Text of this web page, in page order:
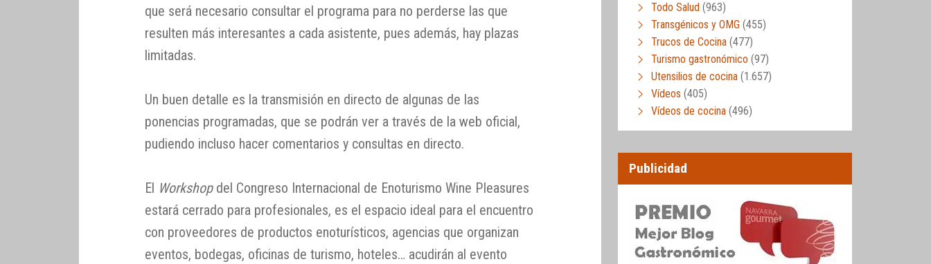
que será necesario consultar el programa para no perderse las que
resulten más interesantes a cada asistente, pues además, hay plazas
limitadas.
Un buen detalle es la transmisión en directo de algunas de las
ponencias programadas, que se podrán ver a través de la web oficial,
pudiendo incluso hacer comentarios y consultas en directo.
El Workshopdel Congreso Internacional de Enoturismo Wine Pleasures
estará cerrado para profesionales, es el espacio ideal para el encuentro
con proveedores de productos enoturísticos, agencias que organizan
eventos, bodegas, oficinas de turismo, hoteles… acudirán al evento
Todo Salud (963)
Transgénicos y OMG (455)
Trucos de Cocina (477)
Turismo gastronómico (97)
Utensilios de cocina (1.657)
Vídeos (405)
Vídeos de cocina (496)
Publicidad